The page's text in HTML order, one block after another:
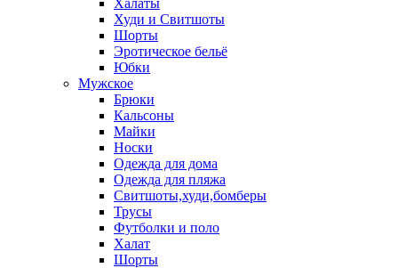
Халаты
Худи и Свитшоты
Шорты
Эротическое бельё
Юбки
Мужское
Брюки
Кальсоны
Майки
Носки
Одежда для дома
Одежда для пляжа
Свитшоты,худи,бомберы
Трусы
Футболки и поло
Халат
Шорты